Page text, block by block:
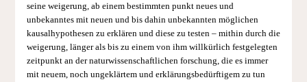
seine weigerung, ab einem bestimmten punkt neues und
unbekanntes mit neuen und bis dahin unbekannten möglichen
kausalhypothesen zu erklären und diese zu testen – mithin durch die
weigerung, länger als bis zu einem von ihm willkürlich festgelegten
zeitpunkt an der naturwissenschaftlichen forschung, die es immer
mit neuem, noch ungeklärtem und erklärungsbedürftigem zu tun